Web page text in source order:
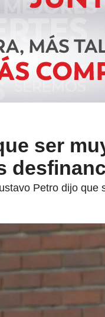
ser
Petro dijo que